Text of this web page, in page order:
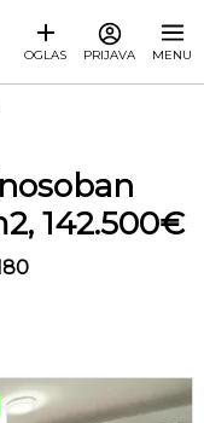
OGLAS PRIJAVA MENU
142.500€